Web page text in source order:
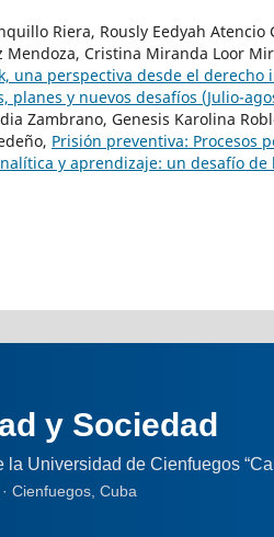
Riera, Rously Eedyah
Mendoza, Cristina Miranda Loor
una perspectiva desde el derecho
planes y nuevos desafíos (Julio-
Zambrano, Genesis Karolina
Prisión preventiva: Procesos
y aprendizaje: un desafío de
y Sociedad
la Universidad de Cienfuegos
Cienfuegos, Cuba